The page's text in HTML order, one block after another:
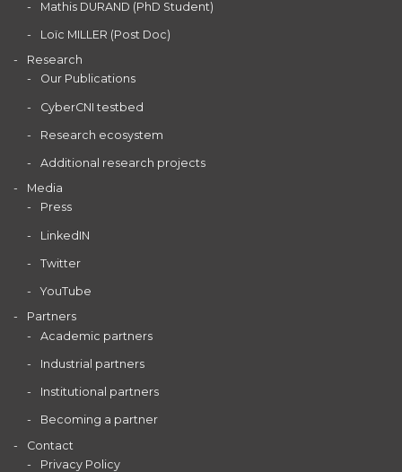
Mathis DURAND (PhD Student)
Loïc MILLER (Post Doc)
Research
Our Publications
CyberCNI testbed
Research ecosystem
Additional research projects
Media
Press
LinkedIN
Twitter
YouTube
Partners
Academic partners
Industrial partners
Institutional partners
Becoming a partner
Contact
Privacy Policy